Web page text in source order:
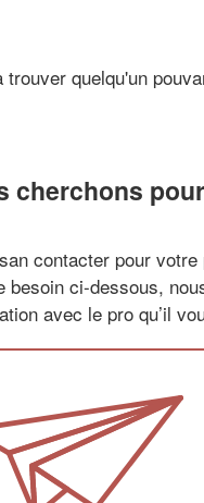
quelqu'un
cherchons
contacter pour
besoin ci-dessous,
avec le pro qu’il